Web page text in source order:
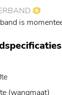
is
(wangmaat)